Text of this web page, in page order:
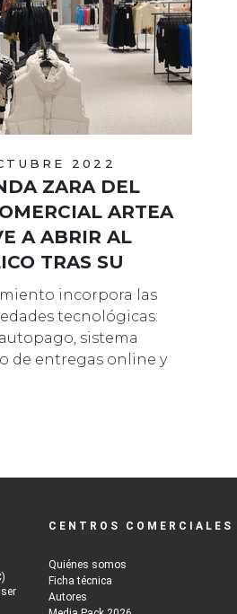
2022
ZARA DEL
ARTEA
A ABRIR AL
TRAS SU
incorpora las
tecnológicas:
sistema
de entregas online y
CENTROS COMERCIALES
Quiénes somos
Ficha técnica
Autores